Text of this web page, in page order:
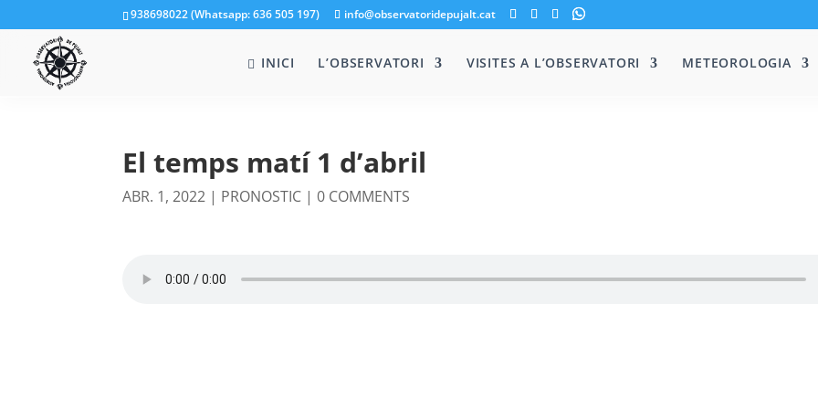
938698022 (Whatsapp: 636 505 197) info@observatoridepujalt.cat
INICI L’OBSERVATORI VISITES A L’OBSERVATORI METEOROLOGIA
El temps matí 1 d’abril
ABR. 1, 2022 | PRONOSTIC |0 COMMENTS